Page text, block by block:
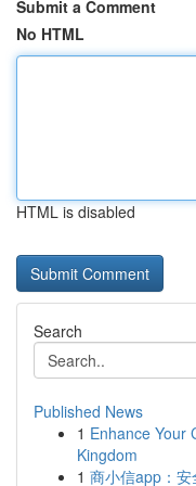
Submit a Comment
No HTML
HTML is disabled
Search
Published News
1 Enhance Your
Kingdom
1 商小信app：安